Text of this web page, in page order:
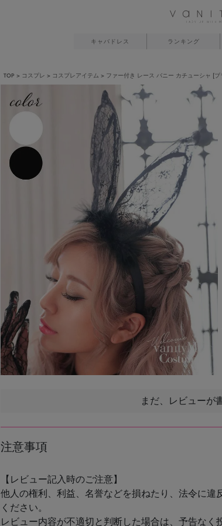
キャバドレス ランキング
TOP コスプレ コスプレアイテム ファー付き レース バニー カチューシャ [
まだ、レビューが
注意事項
【レビュー記入時のご注意】
他人の権利、利益、名誉などを損ねたり、法令に
ください。
レビュー内容が不適切と判断した場合は、予告なく